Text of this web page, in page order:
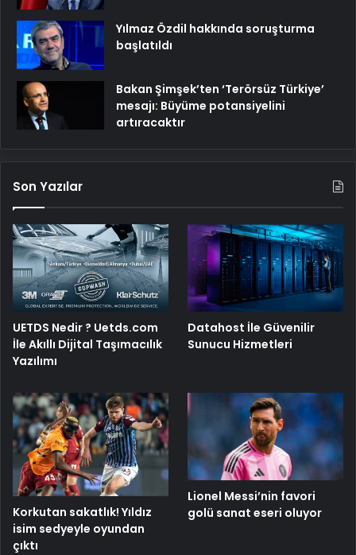
Yılmaz Özdil hakkında soruşturma
başlatıldı
Bakan Şimşek’ten ‘Terörsüz Türkiye’
mesajı: Büyüme potansiyelini
artıracaktır
Son Yazılar
UETDS Nedir ? Uetds.com
İle Akıllı Dijital Taşımacılık
Yazılımı
Datahost İle Güvenilir
Sunucu Hizmetleri
Korkutan sakatlık! Yıldız
isim sedyeyle oyundan
çıktı
Lionel Messi’nin favori
golü sanat eseri oluyor